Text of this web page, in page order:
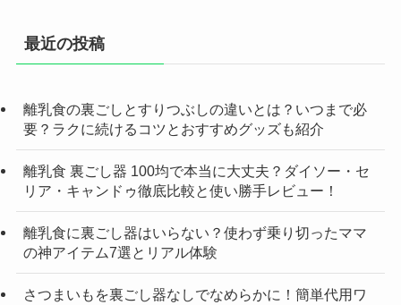
最近の投稿
離乳食の裏ごしとすりつぶしの違いとは？いつまで必
要？ラクに続けるコツとおすすめグッズも紹介
離乳食 裏ごし器 100均で本当に大丈夫？ダイソー・セ
リア・キャンドゥ徹底比較と使い勝手レビュー！
離乳食に裏ごし器はいらない？使わず乗り切ったママ
の神アイテム7選とリアル体験
さつまいもを裏ごし器なしでなめらかに！簡単代用ワ